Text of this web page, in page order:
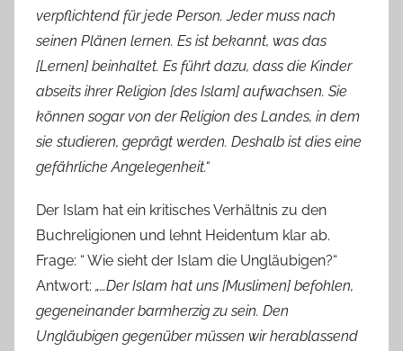
verpflichtend für jede Person. Jeder muss nach
seinen Plänen lernen. Es ist bekannt, was das
[Lernen] beinhaltet. Es führt dazu, dass die Kinder
abseits ihrer Religion [des Islam] aufwachsen. Sie
können sogar von der Religion des Landes, in dem
sie studieren, geprägt werden. Deshalb ist dies eine
gefährliche Angelegenheit.“
Der Islam hat ein kritisches Verhältnis zu den
Buchreligionen und lehnt Heidentum klar ab.
Frage: “ Wie sieht der Islam die Ungläubigen?“
Antwort: „…Der Islam hat uns [Muslimen] befohlen,
gegeneinander barmherzig zu sein. Den
Ungläubigen gegenüber müssen wir herablassend